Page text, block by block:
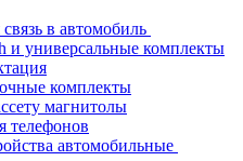
в автомобиль
и универсальные комплекты
комплекты
магнитолы
телефонов
автомобильные